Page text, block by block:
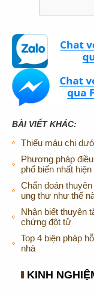
BÀI VIẾT KHÁC:
Thiếu máu chi
Phương pháp
phổ biến nhất hiện
Chẩn đoán
ung thư như thế
Nhận biết thuyên
chứng đột tử
Top 4 biện pháp
nhà
KINH